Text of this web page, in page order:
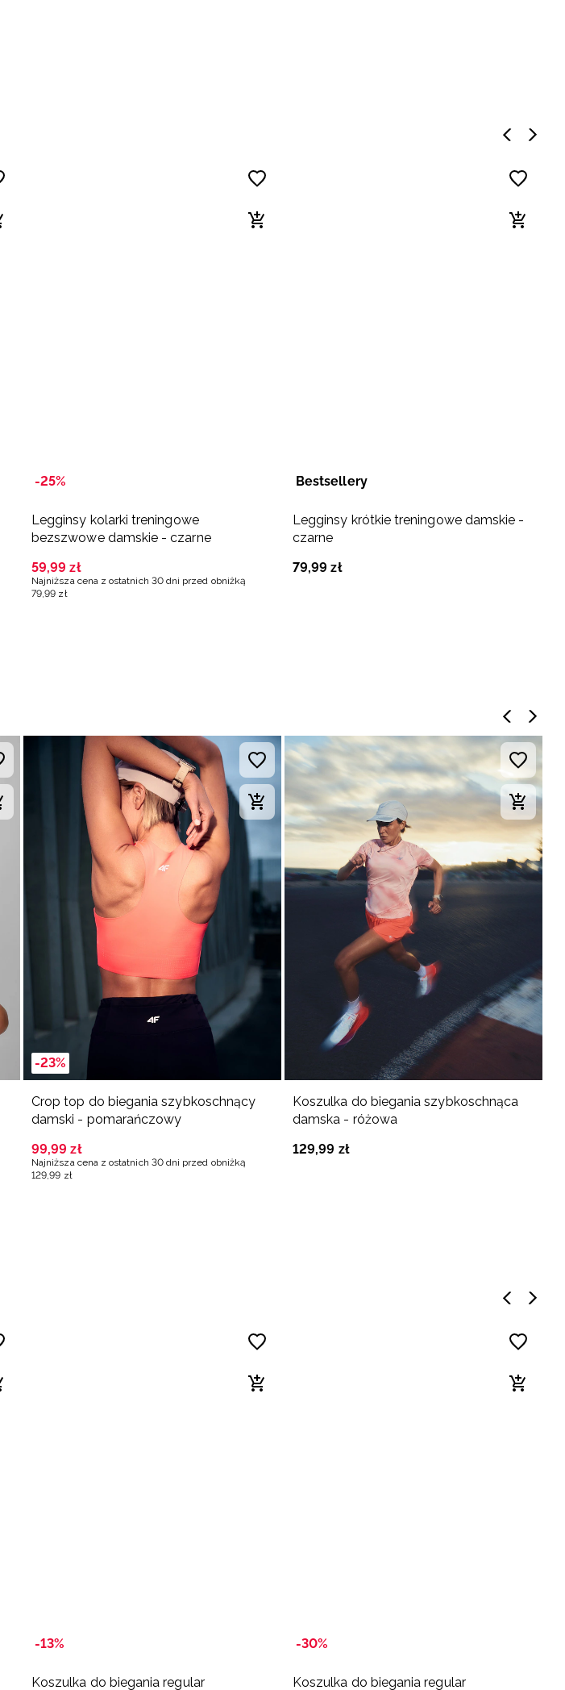
-25%
Legginsy kolarki treningowe
bezszwowe damskie - czarne
59,99 zł
Najniższa cena z ostatnich 30 dni przed obniżką
79,99 zł
Bestsellery
Legginsy krótkie treningowe damskie -
czarne
79,99 zł
-23%
Crop top do biegania szybkoschnący
damski - pomarańczowy
99,99 zł
Najniższa cena z ostatnich 30 dni przed obniżką
129 ,99 zł
Koszulka do biegania szybkoschnąca
damska - różowa
129,99 zł
-13%
Koszulka do biegania regular
-30%
Koszulka do biegania regular